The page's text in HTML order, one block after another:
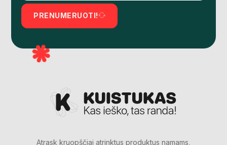
PRENUMERUOTI!
Atrask kruopščiai atrinktus produktus namams,